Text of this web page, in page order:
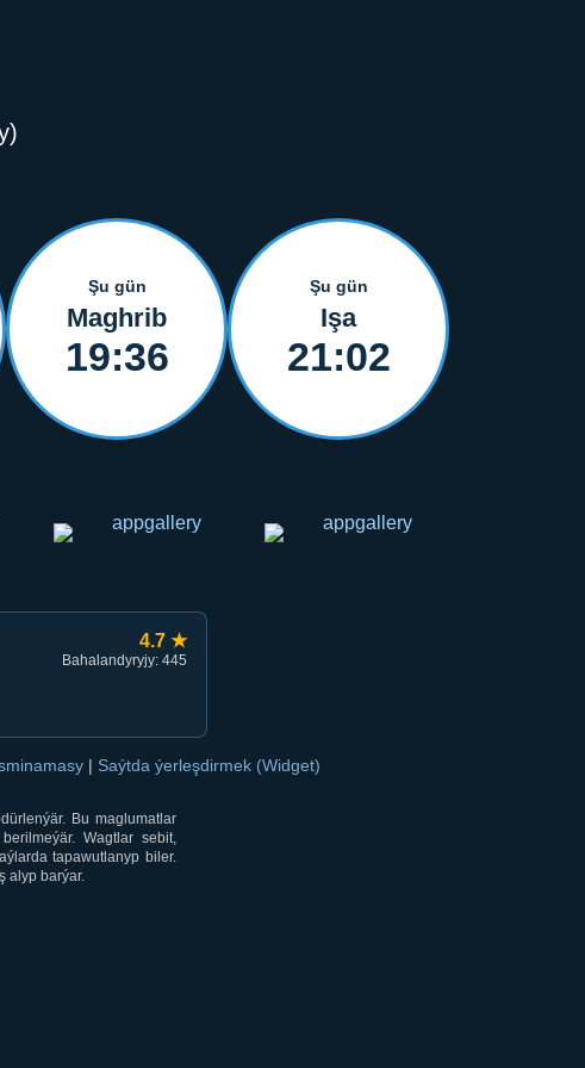
Şu gün
Maghrib
19:36
Şu gün
Işa
21:02
4.7 ★
Bahalandyryjy: 445
| Saýtda ýerleşdirmek (Widget)
Bu maglumatlar
Wagtlar sebit,
tapawutlanyp biler.
alyp barýar.